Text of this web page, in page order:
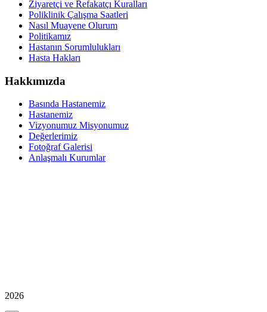
Ziyaretçi ve Refakatçı Kuralları
Poliklinik Çalışma Saatleri
Nasıl Muayene Olurum
Politikamız
Hastanın Sorumlulukları
Hasta Hakları
Hakkımızda
Basında Hastanemiz
Hastanemiz
Vizyonumuz Misyonumuz
Değerlerimiz
Fotoğraf Galerisi
Anlaşmalı Kurumlar
2026